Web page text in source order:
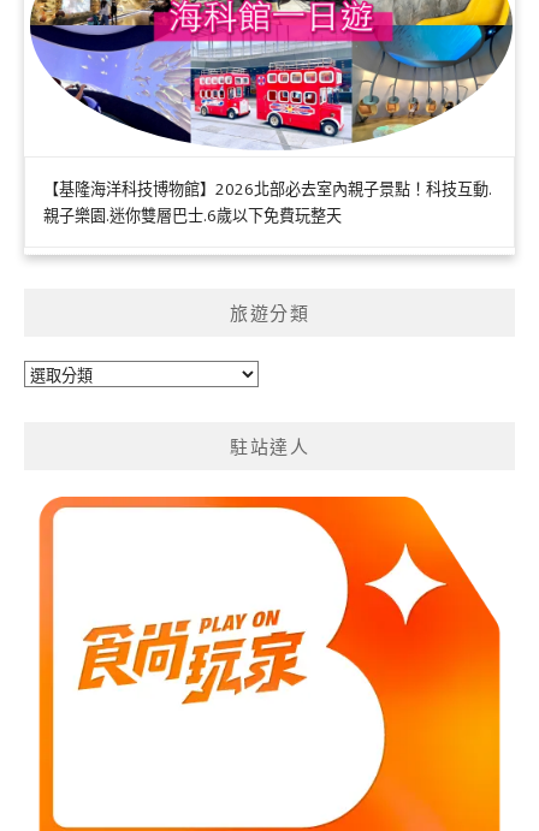
【基隆海洋科技博物館】2026北部必去室內親子景點！科技互動.
親子樂園.迷你雙層巴士.6歲以下免費玩整天
旅遊分類
旅
駐站達人